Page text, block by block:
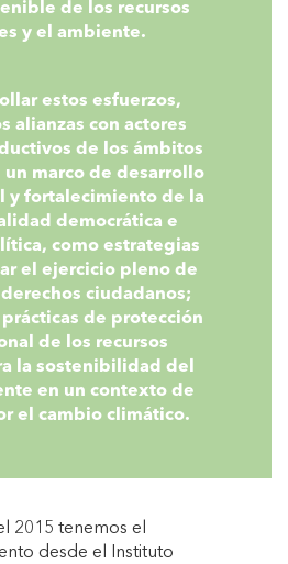
de los recursos
y el ambiente.
estos esfuerzos,
alianzas con actores
de los ámbitos
marco de desarrollo
y fortalecimiento de la
democrática e
como estrategias
el ejercicio pleno de
ciudadanos;
de protección
de los recursos
la sostenibilidad del
en un contexto de
el cambio climático.
2015 tenemos el
desde el Instituto